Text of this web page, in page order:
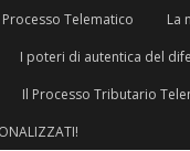
Telematico La
I poteri di autentica del
Il Processo Tributario